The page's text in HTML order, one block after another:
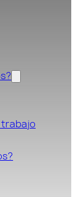
trabajo